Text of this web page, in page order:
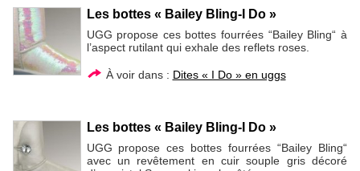
Les bottes « Bailey Bling-I Do »
UGG propose ces bottes fourrées “Bailey Bling“ à
l’aspect rutilant qui exhale des reflets roses.
À voir dans : Dites « I Do » en uggs
Les bottes « Bailey Bling-I Do »
UGG propose ces bottes fourrées “Bailey Bling“
avec un revêtement en cuir souple gris décoré